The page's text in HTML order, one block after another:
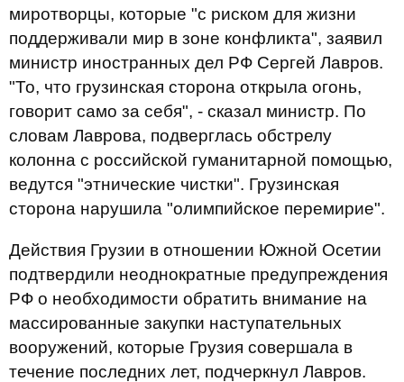
миротворцы, которые "с риском для жизни
поддерживали мир в зоне конфликта", заявил
министр иностранных дел РФ Сергей Лавров.
"То, что грузинская сторона открыла огонь,
говорит само за себя", - сказал министр. По
словам Лаврова, подверглась обстрелу
колонна с российской гуманитарной помощью,
ведутся "этнические чистки". Грузинская
сторона нарушила "олимпийское перемирие".
Действия Грузии в отношении Южной Осетии
подтвердили неоднократные предупреждения
РФ о необходимости обратить внимание на
массированные закупки наступательных
вооружений, которые Грузия совершала в
течение последних лет, подчеркнул Лавров.